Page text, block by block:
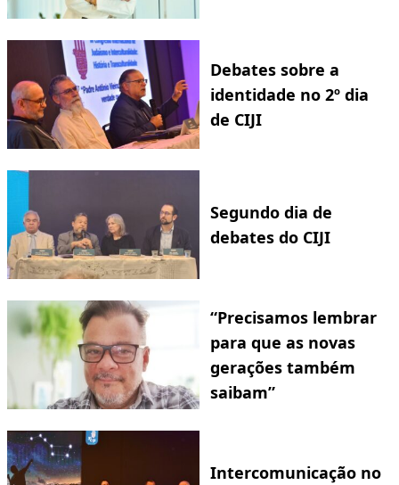
Debates sobre a
identidade no 2º dia
de CIJI
Segundo dia de
debates do CIJI
“Precisamos lembrar
para que as novas
gerações também
saibam”
Intercomunicação no